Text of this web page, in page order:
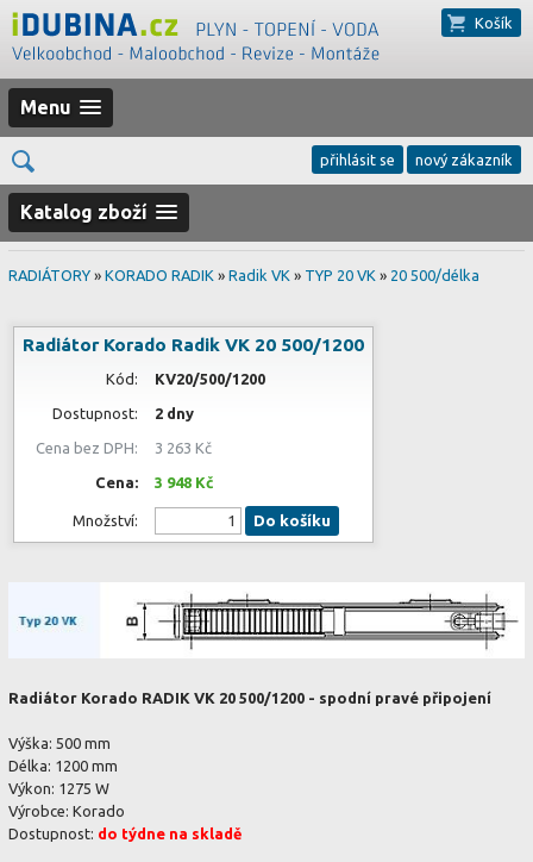
Košík
Menu
přihlásit se nový zákazník
Katalog zboží
RADIÁTORY » KORADO RADIK » Radik VK » TYP 20 VK » 20 500/délka
Radiátor Korado Radik VK 20 500/1200
Kód: KV20/500/1200
Dostupnost: 2 dny
Cena bez DPH: 3 263 Kč
Cena: 3 948 Kč
Množství: Do košíku
Radiátor Korado RADIK VK 20 500/1200 - spodní pravé připojení
Výška: 500 mm
Délka: 1200 mm
Výkon: 1275 W
Výrobce: Korado
Dostupnost: do týdne na skladě